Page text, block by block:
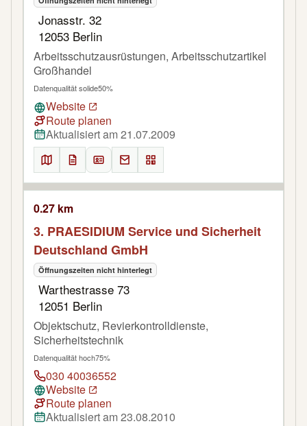
Jonasstr. 32
12053 Berlin
Arbeitsschutzausrüstungen, Arbeitsschutzartikel
Großhandel
Datenqualität solide50%
Website
Route planen
Aktualisiert am 21.07.2009
0.27 km
3. PRAESIDIUM Service und Sicherheit
Deutschland GmbH
Öffnungszeiten nicht hinterlegt
Warthestrasse 73
12051 Berlin
Objektschutz, Revierkontrolldienste,
Sicherheitstechnik
Datenqualität hoch75%
030 40036552
Website
Route planen
Aktualisiert am 23.08.2010